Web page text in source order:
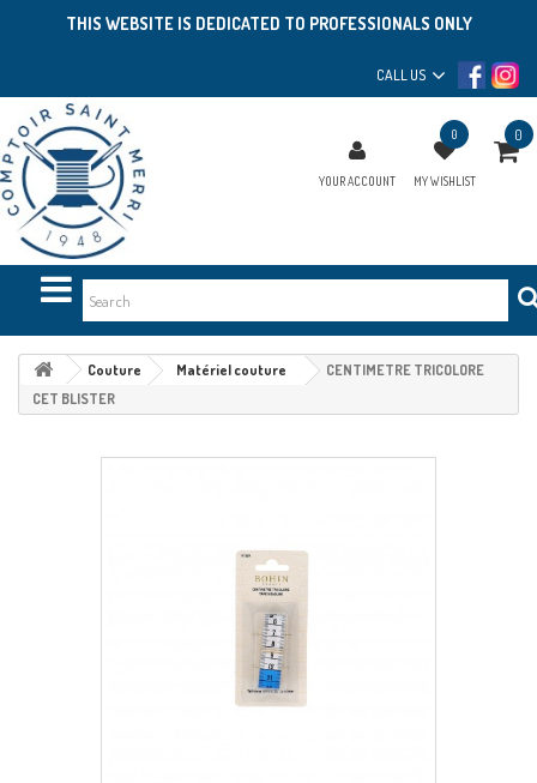
THIS WEBSITE IS DEDICATED TO PROFESSIONALS ONLY
CALL US
YOUR ACCOUNT
0
MY WISHLIST
0
Couture Matériel couture
CENTIMETRE TRICOLORE
CET BLISTER